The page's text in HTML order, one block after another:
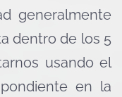
generalmente
dentro de los 5
usando el
en la